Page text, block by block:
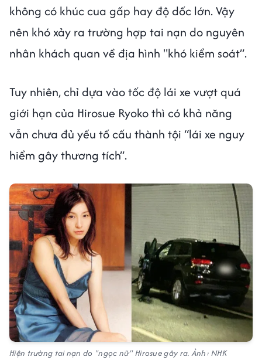
không có khúc cua gấp hay độ dốc lớn. Vậy
nên khó xảy ra trường hợp tai nạn do nguyên
nhân khách quan về địa hình "khó kiểm soát”.
Tuy nhiên, chỉ dựa vào tốc độ lái xe vượt quá
giới hạn của Hirosue Ryoko thì có khả năng
vẫn chưa đủ yếu tố cấu thành tội “lái xe nguy
hiểm gây thương tích”.
Hiện trường tai nạn do "ngọc nữ" Hirosue gây ra. Ảnh: NHK